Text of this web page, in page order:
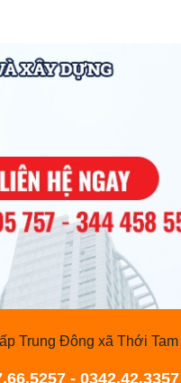
Trung Đông xã Thới
-